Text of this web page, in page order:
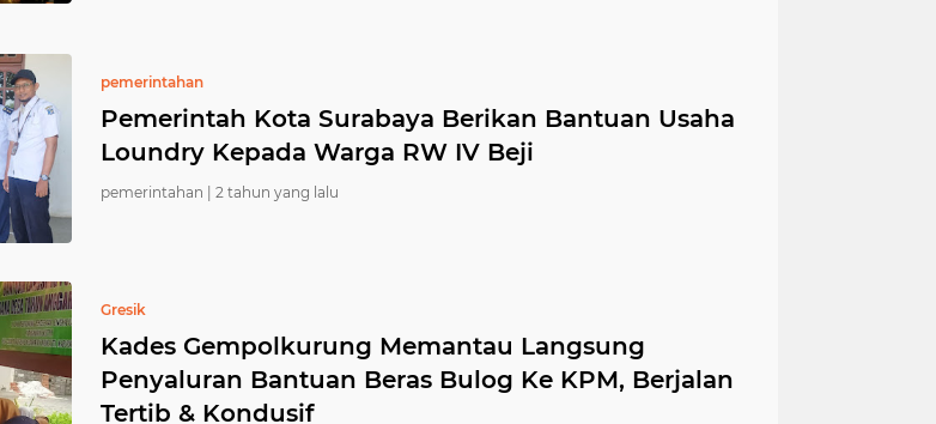
pemerintahan
Pemerintah Kota Surabaya Berikan Bantuan Usaha
Loundry Kepada Warga RW IV Beji
pemerintahan | 2 tahun yang lalu
Gresik
Kades Gempolkurung Memantau Langsung
Penyaluran Bantuan Beras Bulog Ke KPM, Berjalan
Tertib & Kondusif